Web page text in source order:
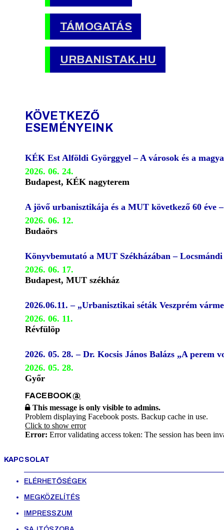
TÁMOGATÁS
URBANISTAK.HU
KÖVETKEZŐ
ESEMÉNYEINK
KÉK Est Alföldi Györggyel – A városok és a
2026. 06. 24.
Budapest, KÉK nagyterem
A jövő urbanisztikája és a MUT következő 60 éve
2026. 06. 12.
Budaörs
Könyvbemutató a MUT Székházában –
2026. 06. 17.
Budapest, MUT székház
2026.06.11. – „Urbanisztikai séták Veszprém
2026. 06. 11.
Révfülöp
2026. 05. 28. – Dr. Kocsis János Balázs „A perem
2026. 05. 28.
Győr
FACEBOOK@
This message is only visible to admins.
Problem displaying Facebook posts. Backup cache in use.
Click to show error
Error: Error validating access token: The session has been
KAPCSOLAT
ELÉRHETŐSÉGEK
MEGKÖZELÍTÉS
IMPRESSZUM